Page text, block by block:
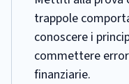
trappole
conoscere i
commettere
finanziarie.